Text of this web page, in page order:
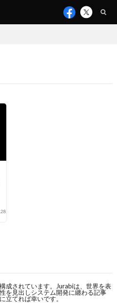
成されています。Jurabiは、世界を表
を見出しシステム開発に纏わる記事
立てれば幸いです。